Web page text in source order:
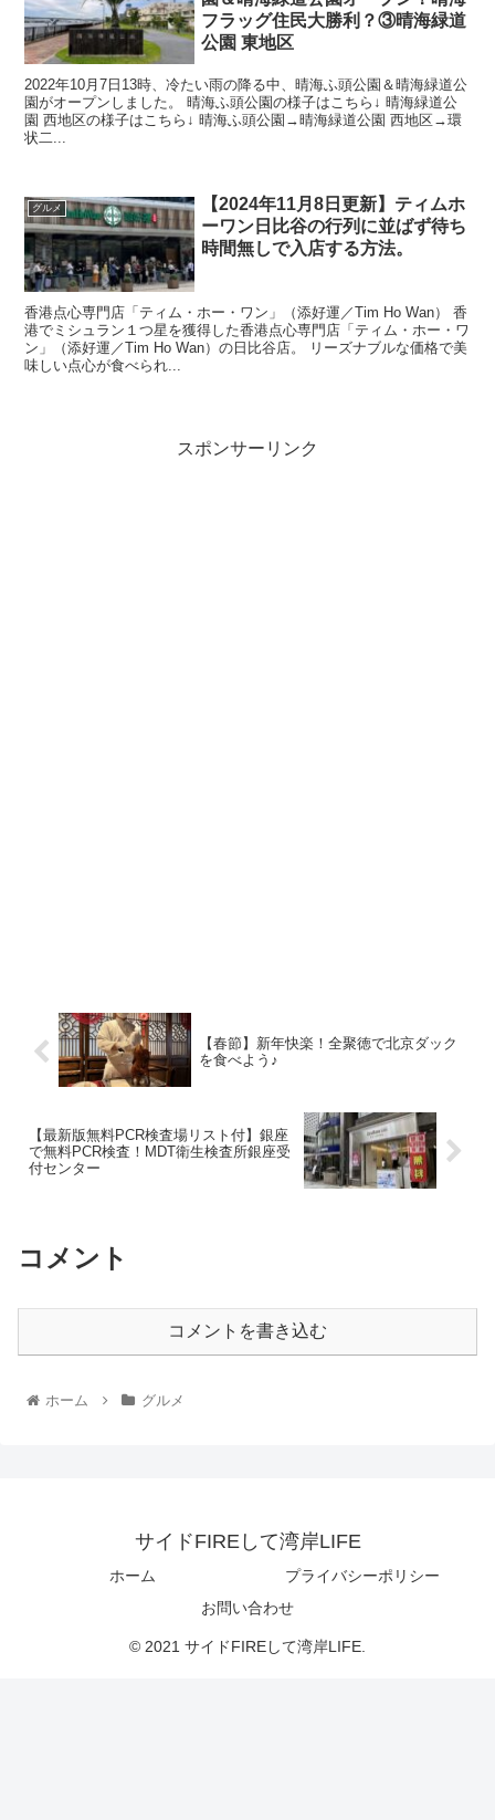
フラッグ住民大勝利？③晴海緑道
公園 東地区
2022年10月7日13時、冷たい雨の降る中、晴海ふ頭公園＆晴海緑道公
園がオープンしました。 晴海ふ頭公園の様子はこちら↓ 晴海緑道公
園 西地区の様子はこちら↓ 晴海ふ頭公園→晴海緑道公園 西地区→環
状二...
グルメ
【2024年11月8日更新】ティムホ
ーワン日比谷の行列に並ばず待ち
時間無しで入店する方法。
香港点心専門店「ティム・ホー・ワン」（添好運／Tim Ho Wan） 香
港でミシュラン１つ星を獲得した香港点心専門店「ティム・ホー・ワ
ン」（添好運／Tim Ho Wan）の日比谷店。 リーズナブルな価格で美
味しい点心が食べられ...
スポンサーリンク
【春節】新年快楽！全聚徳で北京ダック
を食べよう♪
【最新版無料PCR検査場リスト付】銀座
で無料PCR検査！MDT衛生検査所銀座受
付センター
コメント
コメントを書き込む
ホーム グルメ
サイドFIREして湾岸LIFE
ホーム
プライバシーポリシー
お問い合わせ
© 2021 サイドFIREして湾岸LIFE.